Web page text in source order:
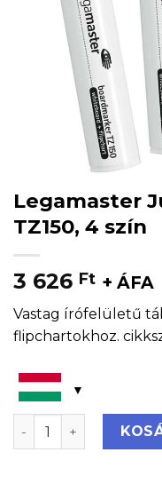
Legamaster
TZ150, 4 szín
3 626 Ft + ÁFA
Vastag írófelületű
flipchartokhoz.
Legamaster Jumbo